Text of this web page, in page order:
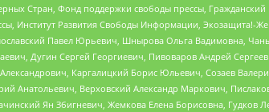
Стран, Фонд поддержки свободы прессы, Гражданский
Институт Развития Свободы Информации, Экозащита!-
Павел Юрьевич, Шнырова Ольга Вадимовна,
Дугин Сергей Георгиевич, Пивоваров Андрей
Каргалицкий Борис Юльевич, Созаев
Анатольевич, Верховский Александр Маркович,
Ян Збигневич, Жемкова Елена Борисовна, Гудков